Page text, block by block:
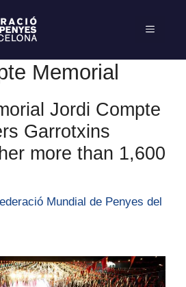
Memorial
Jordi Compte
Garrotxins
more than 1,600
Mundial de Penyes del